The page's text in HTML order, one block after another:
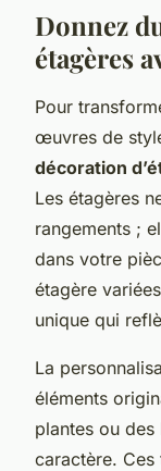
Donnez
étagères
Pour
œuvres de
décoration
Les étagères
rangements ;
dans votre
étagère
unique qui
La
éléments
plantes ou
caractère.